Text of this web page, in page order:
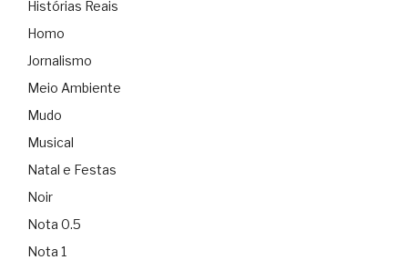
Histórias Reais
Homo
Jornalismo
Meio Ambiente
Mudo
Musical
Natal e Festas
Noir
Nota 0.5
Nota 1